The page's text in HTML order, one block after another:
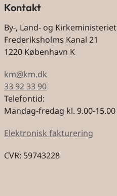
Kontakt
By-, Land- og Kirkeministeriet
Frederiksholms Kanal 21
1220 København K
km@km.dk
33 92 33 90
Telefontid:
Mandag-fredag kl. 9.00-15.00
Elektronisk fakturering
CVR: 59743228